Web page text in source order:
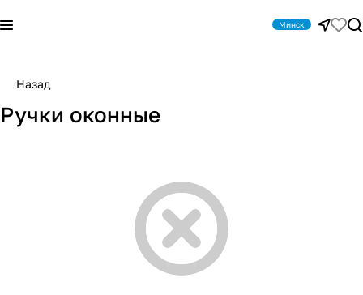
Минск
Назад
Ручки оконные